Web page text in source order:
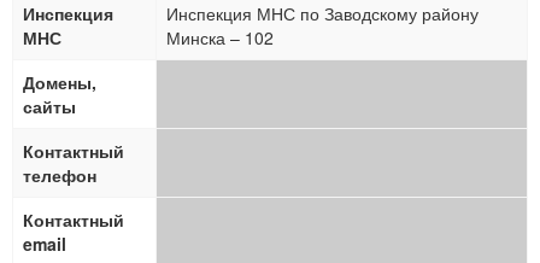
Инспекция
МНС
Инспекция МНС по Заводскому району
Минска – 102
Домены,
сайты
Контактный
телефон
Контактный
email